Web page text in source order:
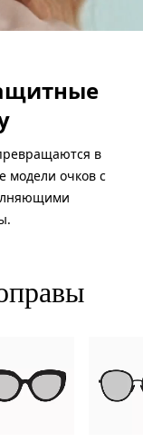
в
модели очков с